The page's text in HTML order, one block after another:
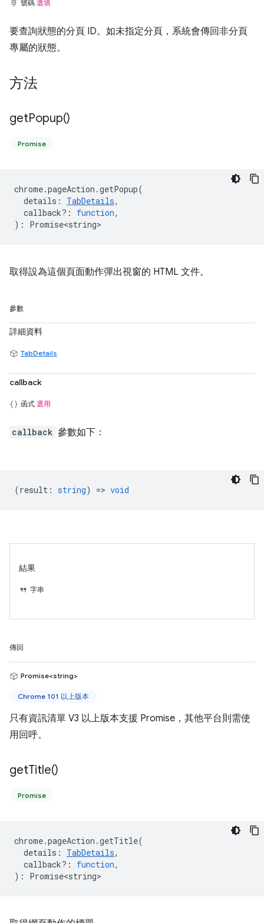
號碼 選填
要查詢狀態的分頁 ID。如未指定分頁，系統會傳回非分頁
專屬的狀態。
方法
getPopup()
Promise
chrome.pageAction .getPopup(
details : TabDetails,
callback? : function,
) : Promise<string>
取得設為這個頁面動作彈出視窗的 HTML 文件。
參數
詳細資料
TabDetails
callback
函式 選用
callback 參數如下：
(result : string) => void
結果
字串
傳回
Promise<string>
Chrome 101 以上版本
只有資訊清單 V3 以上版本支援 Promise，其他平台則需使
用回呼。
getTitle()
Promise
chrome.pageAction .getTitle(
details : TabDetails,
callback? : function,
) : Promise<string>